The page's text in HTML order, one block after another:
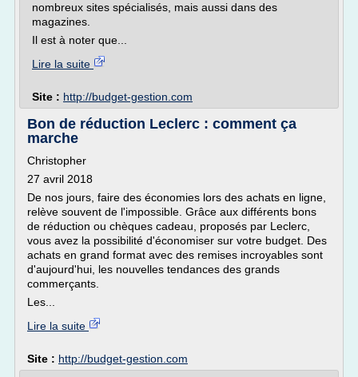
nombreux sites spécialisés, mais aussi dans des
magazines.
Il est à noter que...
Lire la suite
Site : http://budget-gestion.com
Bon de réduction Leclerc : comment ça
marche
Christopher
27 avril 2018
De nos jours, faire des économies lors des achats en ligne,
relève souvent de l'impossible. Grâce aux différents bons
de réduction ou chèques cadeau, proposés par Leclerc,
vous avez la possibilité d'économiser sur votre budget. Des
achats en grand format avec des remises incroyables sont
d'aujourd'hui, les nouvelles tendances des grands
commerçants.
Les...
Lire la suite
Site : http://budget-gestion.com